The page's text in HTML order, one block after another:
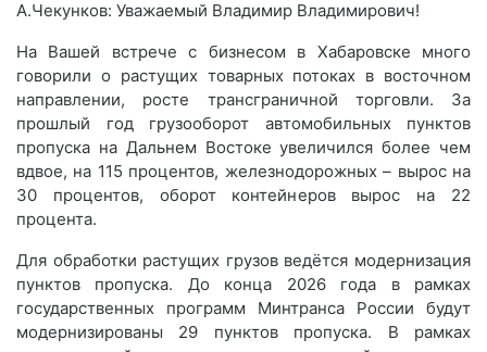
А.Чекунков: Уважаемый Владимир Владимирович!
На Вашей встрече с бизнесом в Хабаровске много
говорили о растущих товарных потоках в восточном
направлении, росте трансграничной торговли. За
прошлый год грузооборот автомобильных пунктов
пропуска на Дальнем Востоке увеличился более чем
вдвое, на 115 процентов, железнодорожных – вырос на
30 процентов, оборот контейнеров вырос на 22
процента.
Для обработки растущих грузов ведётся модернизация
пунктов пропуска. До конца 2026 года в рамках
государственных программ Минтранса России будут
модернизированы 29 пунктов пропуска. В рамках